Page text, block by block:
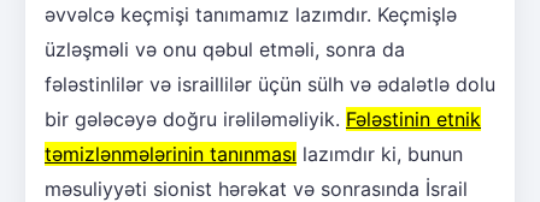
əvvəlcə keçmişi tanımamız lazımdır. Keçmişlə
üzləşməli və onu qəbul etməli, sonra da
fələstinlilər və israillilər üçün sülh və ədalətlə dolu
bir gələcəyə doğru irəliləməliyik. Fələstinin etnik
təmizlənmələrinin tanınması lazımdır ki, bunun
məsuliyyəti sionist hərəkat və sonrasında İsrail